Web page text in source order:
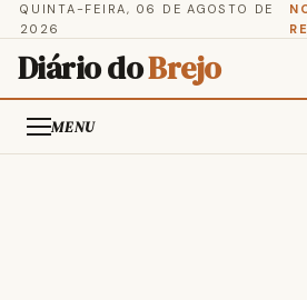
QUINTA-FEIRA, 06 DE AGOSTO DE
2026
Diário doBrejo
MENU